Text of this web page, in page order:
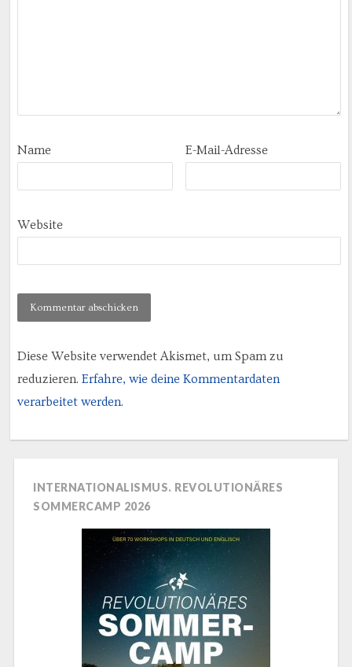
Name E-Mail-Adresse
Website
Diese Website verwendet Akismet, um Spam zu
reduzieren. Erfahre, wie deine Kommentardaten
verarbeitet werden.
INTERNATIONALISMUS. REVOLUTIONÄRES
SOMMERCAMP 2026